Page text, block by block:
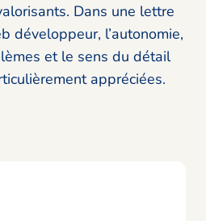
Dans une lettre
développeur, l’autonomie,
et le sens du détail
appréciées.